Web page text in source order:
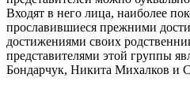
Входят в него лица, наиболее
прославившиеся прежними
достижениями своих
представителями этой группы
Бондарчук, Никита Михалков и